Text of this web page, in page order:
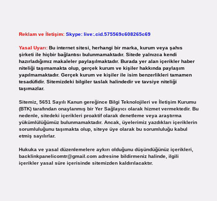
Reklam ve İletişim: Skype: live:.cid.575569c608265c69
Yasal Uyarı: Bu internet sitesi, herhangi bir marka, kurum veya şahıs
şirketi ile hiçbir bağlantısı bulunmamaktadır. Sitede yalnızca kendi
hazırladığımız makaleler paylaşılmaktadır. Burada yer alan içerikler haber
niteliği taşımamakta olup, gerçek kurum ve kişiler hakkında paylaşım
yapılmamaktadır. Gerçek kurum ve kişiler ile isim benzerlikleri tamamen
tesadüfidir. Sitemizdeki bilgiler taslak halindedir ve tavsiye niteliği
taşımazlar.
Sitemiz, 5651 Sayılı Kanun gereğince Bilgi Teknolojileri ve İletişim Kurumu
(BTK) tarafından onaylanmış bir Yer Sağlayıcı olarak hizmet vermektedir. Bu
nedenle, sitedeki içerikleri proaktif olarak denetleme veya araştırma
yükümlülüğümüz bulunmamaktadır. Ancak, üyelerimiz yazdıkları içeriklerin
sorumluluğunu taşımakta olup, siteye üye olarak bu sorumluluğu kabul
etmiş sayılırlar.
Hukuka ve yasal düzenlemelere aykırı olduğunu düşündüğünüz içerikleri,
backlinkpanelicomtr@gmail.comadresine bildirmeniz halinde, ilgili
içerikler yasal süre içerisinde sitemizden kaldırılacaktır.